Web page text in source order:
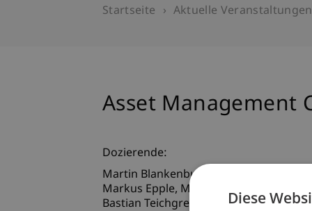
Startseite Aktuelle Veranstaltungen
Asset Management
Dozierende:
Martin Blankenburg
Markus Epple MSc
Bastian Teichgreeber MSc
Diese